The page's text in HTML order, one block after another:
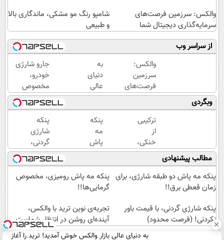
والکس: سرزمین فرصت‌های
سرمایه‌گذاری دیجیتال شما
شامپو رنگ مو مشکی، ماندگاری بالا
و طبیعی
از سراسر وب
والکس:
سرزمین
فرصت‌های
سرمایه‌گذاری
دیجیتال شما
به
دنیای
عالی
بازار
والکس
خوش
آمدید!
ترید را
آغاز
کنید!
جارو شارژی
خودرو،
مخصوص
ماشین‌باز‌ها!!
قیمت با
تخفیف: فقط
1,499,000
وبگردی
ترکیبی
از
خنکی،
لطافت
هوا و
زیبایی
نکردنی!)
پنکه
مه
پاش
دو
طبقه
شارژی
(
به
سراسر
کشور)
پنکه
شارژی
گردنی،
با
قیمت
باور
محدود)
مطالب پیشنهادی
پنکه مه پاش دو طبقه شارژی، برای
زمان قعطی برق!!
پنکه مه پاش رومیزی، مخصوص
گرمایی‌ها!!
پنکه شارژی گردنی، با قیمت باور
نکردنی! (فرصت محدود)
تجربه‌ی نوین ترید با والکس،
آینده‌ای روشن در انتظار شماست
به دنیای عالی بازار والکس خوش آمدید! ترید را آغاز